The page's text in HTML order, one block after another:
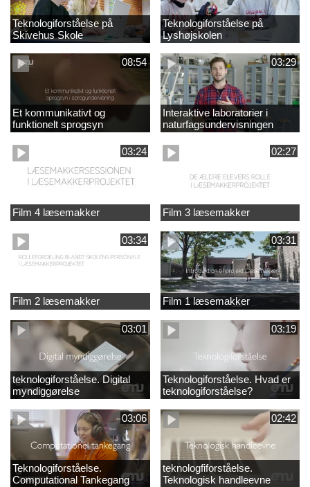
Teknologiforståelse på
Skivehus Skole
Teknologiforståelse på
Lyshøjskolen
08:54
Et kommunikativt og
funktionelt sprogsyn
03:29
Interaktive laboratorier i
naturfagsundervisningen
03:24
Film 4 læsemakker
02:27
Film 3 læsemakker
03:34
Film 2 læsemakker
03:31
Film 1 læsemakker
03:01
teknologiforståelse. Digital
myndiggørelse
03:19
Teknologiforståelse. Hvad er
teknologiforståelse?
03:06
Teknologiforståelse.
Computational Tankegang
02:42
teknologfiforståelse.
Teknologisk handleevne